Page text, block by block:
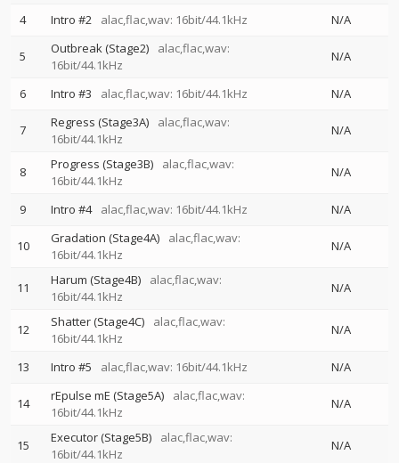
4 Intro #2 alac,flac,wav: 16bit/44.1kHz N/A
5 Outbreak (Stage2)
alac,flac,wav:
16bit/44.1kHz
N/A
6 Intro #3 alac,flac,wav: 16bit/44.1kHz N/A
7 Regress (Stage3A)
alac,flac,wav:
16bit/44.1kHz
N/A
8 Progress (Stage3B)
alac,flac,wav:
16bit/44.1kHz
N/A
9 Intro #4 alac,flac,wav: 16bit/44.1kHz N/A
10 Gradation (Stage4A)
alac,flac,wav:
16bit/44.1kHz
N/A
11 Harum (Stage4B)
alac,flac,wav:
16bit/44.1kHz
N/A
12 Shatter (Stage4C)
alac,flac,wav:
16bit/44.1kHz
N/A
13 Intro #5 alac,flac,wav: 16bit/44.1kHz N/A
14 rEpulse mE (Stage5A)
alac,flac,wav:
16bit/44.1kHz
N/A
15 Executor (Stage5B)
alac,flac,wav:
16bit/44.1kHz
N/A